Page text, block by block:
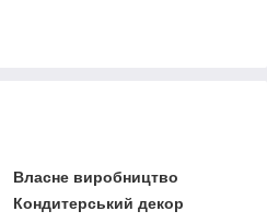
Власне виробництво
Кондитерський декор